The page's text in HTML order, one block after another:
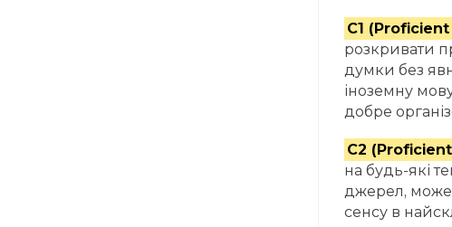
C1
розкривати
думки без
іноземну
добре
C2
на будь-які
джерел, може
сенсу в